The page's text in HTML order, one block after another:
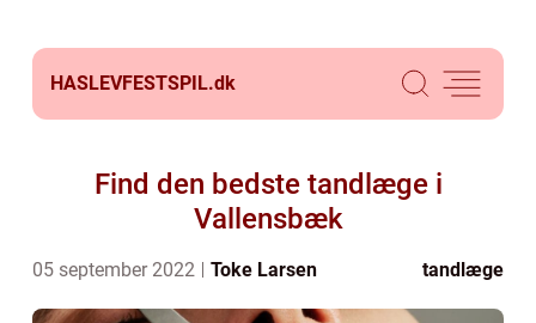
HASLEVFESTSPIL.dk
Find den bedste tandlæge i
Vallensbæk
05 september 2022 Toke Larsen tandlæge